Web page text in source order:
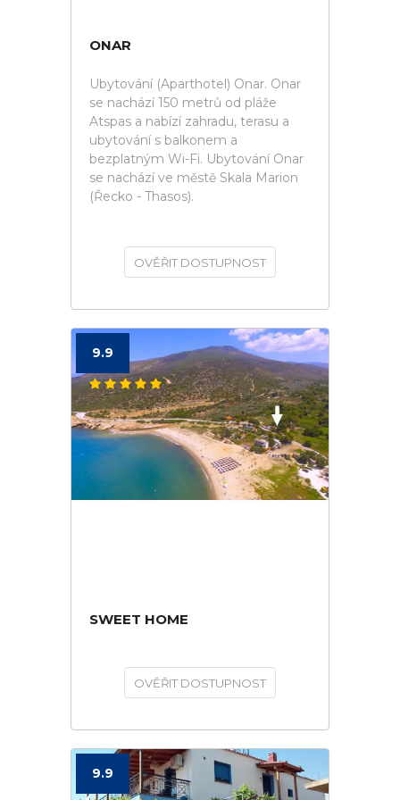
ONAR
Ubytování (Aparthotel) Onar. Onar
se nachází 150 metrů od pláže
Atspas a nabízí zahradu, terasu a
ubytování s balkonem a
bezplatným Wi-Fi. Ubytování Onar
se nachází ve městě Skala Marion
(Řecko - Thasos).
OVĚŘIT DOSTUPNOST
9.9
SWEET HOME
OVĚŘIT DOSTUPNOST
9.9